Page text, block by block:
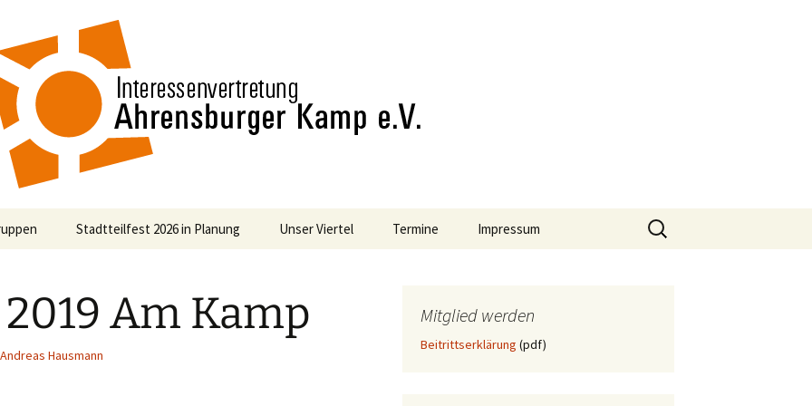
Ahrensburger
Stadtteilfest 2026 in Planung Unser Viertel Termine Impressum
Suchen
nach:
Am Kamp
Andreas Hausmann
Mitglied werden
Beitrittserklärung (pdf)